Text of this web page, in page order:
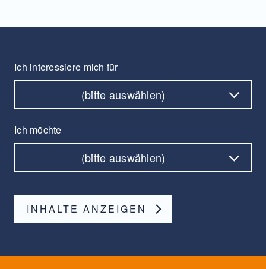
Ich interessiere mich für
(bitte auswählen)
Ich möchte
(bitte auswählen)
INHALTE ANZEIGEN